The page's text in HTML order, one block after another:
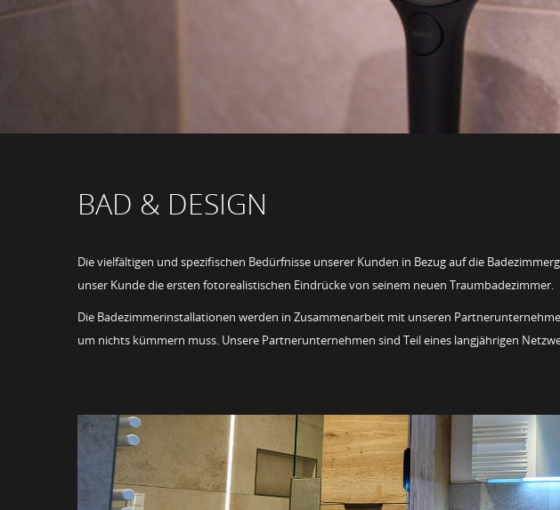
BAD & DESIGN
Die vielfältigen und spezifischen Bedürfnisse unserer Kunden in Bezug auf die
unser Kunde die ersten fotorealistischen Eindrücke von seinem neuen Traumbadezimmer.
Die Badezimmerinstallationen werden in Zusammenarbeit mit unseren
um nichts kümmern muss. Unsere Partnerunternehmen sind Teil eines langjährigen